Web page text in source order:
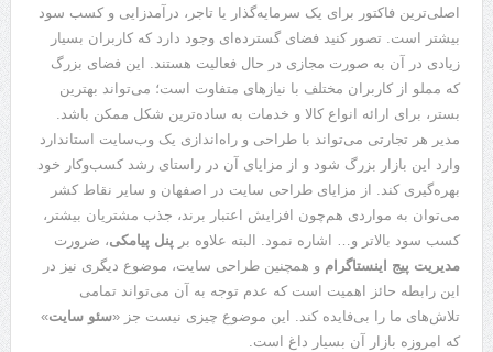
اصلی‌ترین فاکتور برای یک سرمایه‌گذار یا تاجر، درآمدزایی و کسب سود
بیشتر است. تصور کنید فضای گسترده‌ای وجود دارد که کاربران بسیار
زیادی در آن به صورت مجازی در حال فعالیت هستند. این فضای بزرگ
که مملو از کاربران مختلف با نیازهای متفاوت است؛ می‌تواند بهترین
بستر، برای ارائه انواع کالا و خدمات به ساده‌ترین شکل ممکن باشد.
مدیر هر تجارتی می‌تواند با طراحی و راه‌اندازی یک وب‌سایت استاندارد
وارد این بازار بزرگ شود و از مزایای آن در راستای رشد کسب‌وکار خود
بهره‌گیری کند. از مزایای طراحی سایت در اصفهان و سایر نقاط کشر
می‌توان به مواردی هم‌چون افزایش اعتبار برند، جذب مشتریان بیشتر،
کسب سود بالاتر و… اشاره نمود. البته علاوه بر پنل پیامکی، ضرورت
مدیریت پیج اینستاگرام و همچنین طراحی سایت، موضوع دیگری نیز در
این رابطه حائز اهمیت است که عدم توجه به آن می‌تواند تمامی
تلاش‌های ما را بی‌فایده کند. این موضوع چیزی نیست جز «سئو سایت»
که امروزه بازار آن بسیار داغ است.